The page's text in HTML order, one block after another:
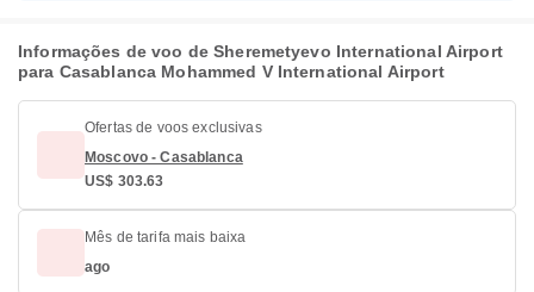
Informações de voo de Sheremetyevo International Airport
para Casablanca Mohammed V International Airport
Ofertas de voos exclusivas
Moscovo - Casablanca
US$ 303.63
Mês de tarifa mais baixa
ago